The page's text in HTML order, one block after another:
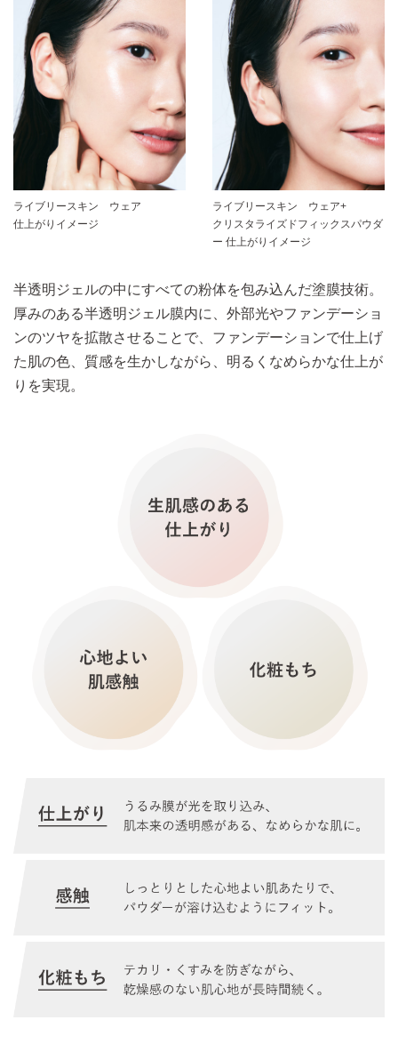
ライブリースキン ウェア
仕上がりイメージ
ライブリースキン ウェア+
クリスタライズドフィックスパウダ
ー 仕上がりイメージ
半透明ジェルの中にすべての粉体を包み込んだ塗膜技術。
厚みのある半透明ジェル膜内に、外部光やファンデーショ
ンのツヤを拡散させることで、ファンデーションで仕上げ
た肌の色、質感を生かしながら、明るくなめらかな仕上が
りを実現。